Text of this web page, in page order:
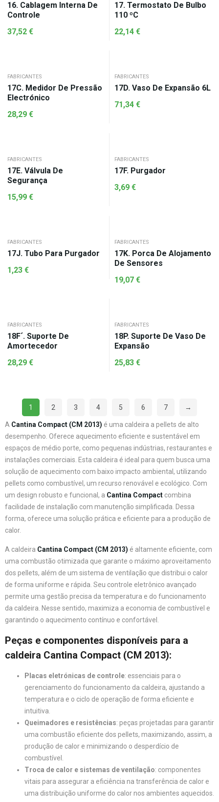
16. Cablagem Interna De
Controle
37,52 €
17. Termostato De Bulbo
110 ºC
22,14 €
FABRICANTES
17C. Medidor De Pressão
Electrónico
28,29 €
FABRICANTES
17D. Vaso De Expansão 6L
71,34 €
FABRICANTES
17E. Válvula De
Segurança
15,99 €
FABRICANTES
17F. Purgador
3,69 €
FABRICANTES
17J. Tubo Para Purgador
1,23 €
FABRICANTES
17K. Porca De Alojamento
De Sensores
19,07 €
FABRICANTES
18F´. Suporte De
Amortecedor
28,29 €
FABRICANTES
18P. Suporte De Vaso De
Expansão
25,83 €
1 2 3 4 5 6 7 →
A Cantina Compact (CM 2013) é uma caldeira a pellets de alto
desempenho. Oferece aquecimento eficiente e sustentável em
espaços de médio porte, como pequenas indústrias, restaurantes e
instalações comerciais. Esta caldeira é ideal para quem busca uma
solução de aquecimento com baixo impacto ambiental, utilizando
pellets como combustível, um recurso renovável e ecológico. Com
um design robusto e funcional, a Cantina Compact combina
facilidade de instalação com manutenção simplificada. Dessa
forma, oferece uma solução prática e eficiente para a produção de
calor.
A caldeira Cantina Compact (CM 2013) é altamente eficiente, com
uma combustão otimizada que garante o máximo aproveitamento
dos pellets, além de um sistema de ventilação que distribui o calor
de forma uniforme e rápida. Seu controle eletrônico avançado
permite uma gestão precisa da temperatura e do funcionamento
da caldeira. Nesse sentido, maximiza a economia de combustível e
garantindo o aquecimento contínuo e confortável.
Peças e componentes disponíveis para a
caldeira Cantina Compact (CM 2013):
Placas eletrónicas de controle: essenciais para o
gerenciamento do funcionamento da caldeira, ajustando a
temperatura e o ciclo de operação de forma eficiente e
intuitiva.
Queimadores e resistências: peças projetadas para garantir
uma combustão eficiente dos pellets, maximizando, assim, a
produção de calor e minimizando o desperdício de
combustível.
Troca de calor e sistemas de ventilação: componentes
vitais para assegurar a eficiência na transferência de calor e
uma distribuição uniforme do calor nos ambientes aquecidos.